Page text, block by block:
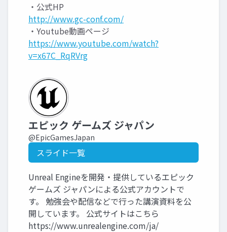
・公式HP
http://www.gc-conf.com/
・Youtube動画ページ
https://www.youtube.com/watch?
v=x67C_RqRVrg
エピック ゲームズ ジャパン
@EpicGamesJapan
スライド一覧
Unreal Engineを開発・提供しているエピック
ゲームズ ジャパンによる公式アカウントで
す。 勉強会や配信などで行った講演資料を公
開しています。 公式サイトはこちら
https://www.unrealengine.com/ja/